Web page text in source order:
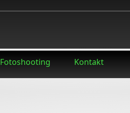
Fotoshooting Kontakt